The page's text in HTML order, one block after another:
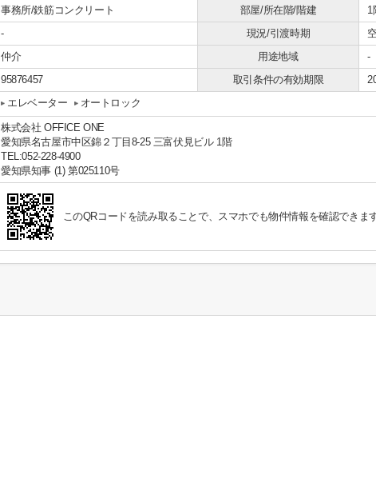
事務所/鉄筋コンクリート 部屋/所在階/階建
1
- 現況/引渡時期
仲介 用途地域
-
95876457 取引条件の有効期限
エレベーター オートロック
株式会社 OFFICE ONE
愛知県名古屋市中区錦２丁目8-25 三富伏見ビル 1階
TEL:052-228-4900
愛知県知事 (1) 第025110号
このQRコードを読み取ることで、スマホでも物件情報を確認できま